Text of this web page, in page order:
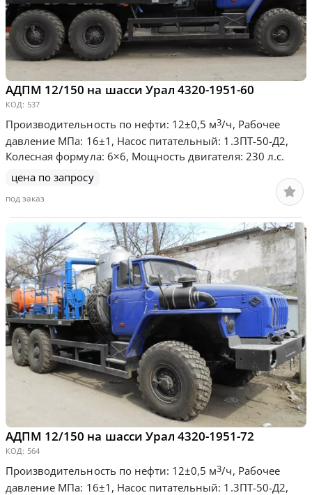
АДПМ 12/150 на шасси Урал 4320-1951-60
КОД: 537
Производительность по нефти: 12±0,5 м3/ч, Рабочее
давление МПа: 16±1, Насос питательный: 1.3ПТ-50-Д2,
Колесная формула: 6×6, Мощность двигателя: 230 л.с.
цена по запросу
под заказ
АДПМ 12/150 на шасси Урал 4320-1951-72
КОД: 564
Производительность по нефти: 12±0,5 м3/ч, Рабочее
давление МПа: 16±1, Насос питательный: 1.3ПТ-50-Д2,